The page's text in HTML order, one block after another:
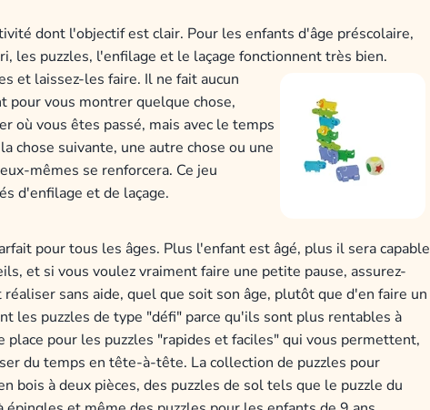
dont l'objectif est clair. Pour les enfants d'âge préscolaire,
les puzzles, l'enfilage et le laçage fonctionnent très bien.
et laissez-les faire. Il ne fait aucun
pour vous montrer quelque chose,
où vous êtes passé, mais avec le temps
chose suivante, une autre chose ou une
mêmes se renforcera. Ce jeu
d'enfilage et de laçage.
pour tous les âges. Plus l'enfant est âgé, plus il sera capable
et si vous voulez vraiment faire une petite pause, assurez-
sans aide, quel que soit son âge, plutôt que d'en faire un
les puzzles de type "défi" parce qu'ils sont plus rentables à
place pour les puzzles "rapides et faciles" qui vous permettent,
du temps en tête-à-tête. La collection de puzzles pour
bois à deux pièces, des puzzles de sol tels que le puzzle du